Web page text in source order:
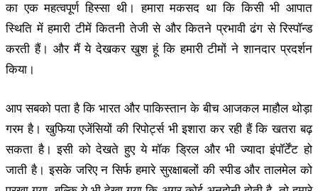
का एक महत्वपूर्ण हिस्सा थी। हमारा मकसद था कि किसी भी आपात
स्थिति में हमारी टीमें कितनी तेजी से और कितने प्रभावी ढंग से रिस्पॉन्ड
करती हैं। और मैं ये देखकर खुश हूं कि हमारी टीमों ने शानदार प्रदर्शन
किया।
आप सबको पता है कि भारत और पाकिस्तान के बीच आजकल माहौल थोड़ा
गरम है। खुफिया एजेंसियों की रिपोर्ट्स भी इशारा कर रही हैं कि खतरा बढ़
सकता है। इसी को देखते हुए ये मॉक ड्रिल और भी ज्यादा इंपॉर्टेंट हो
जाती है। इसके जरिए न सिर्फ हमारे सुरक्षाबलों की स्पीड और तालमेल को